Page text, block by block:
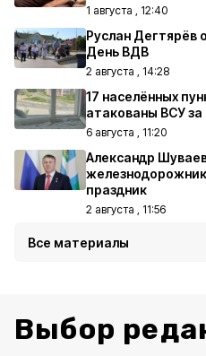
1 августа , 12:40
Руслан Дегтярёв
День ВДВ
2 августа , 14:28
17 населённых
атакованы ВСУ за
6 августа , 11:20
Александр
праздник
2 августа , 11:56
Все материалы
Выбор